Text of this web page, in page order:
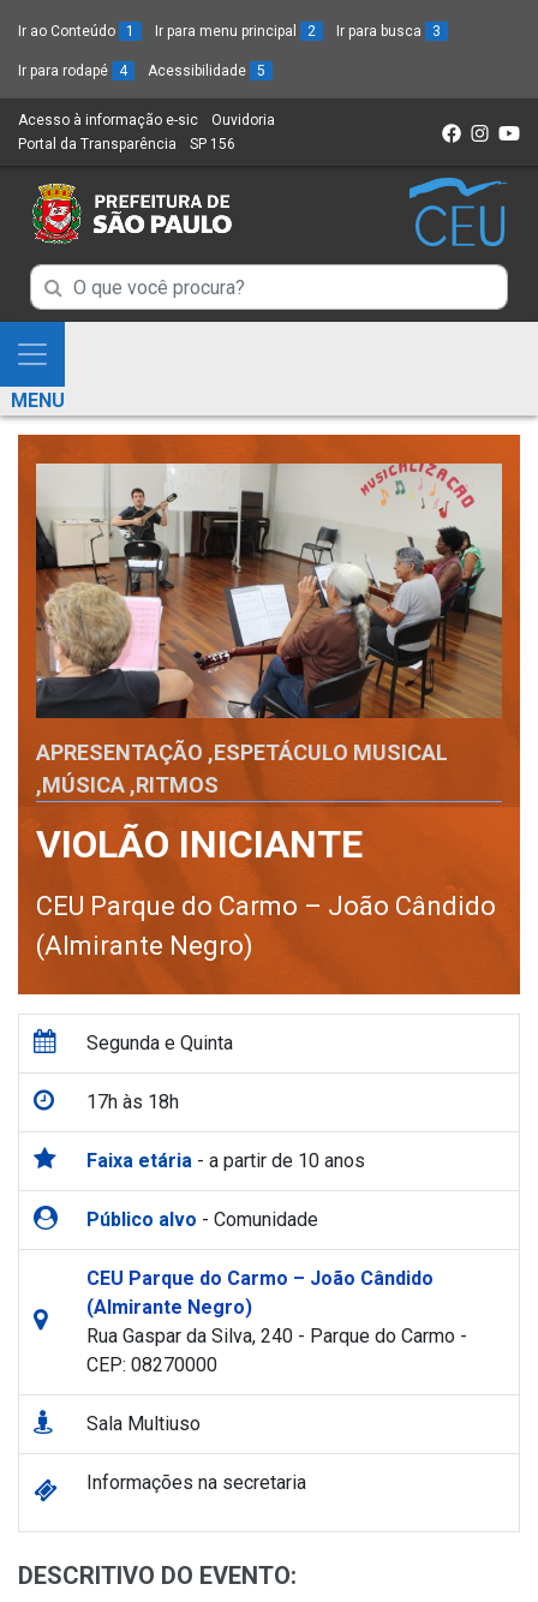
Ir ao Conteúdo 1 Ir para menu principal 2 Ir para busca 3
Ir para rodapé 4 Acessibilidade 5
Acesso à informação e-sic (Link
para
novo
sítio)
Ouvidoria
Portal da Transparência (Link
um
novo
SP 156
Campo
de
Busca
de
informações
Campo
de
de
informações
Mostra
e
Esconde
Menu
MENU
APRESENTAÇÃO ,ESPETÁCULO MUSICAL
,MÚSICA ,RITMOS
VIOLÃO INICIANTE
CEU Parque do Carmo – João Cândido
(Almirante Negro)
Segunda e Quinta
17h às 18h
Faixa etária - a partir de 10 anos
Público alvo - Comunidade
CEU Parque do Carmo – João Cândido
(Almirante Negro)
Rua Gaspar da Silva, 240 - Parque do Carmo -
CEP: 08270000
Sala Multiuso
Informações na secretaria
DESCRITIVO DO EVENTO: